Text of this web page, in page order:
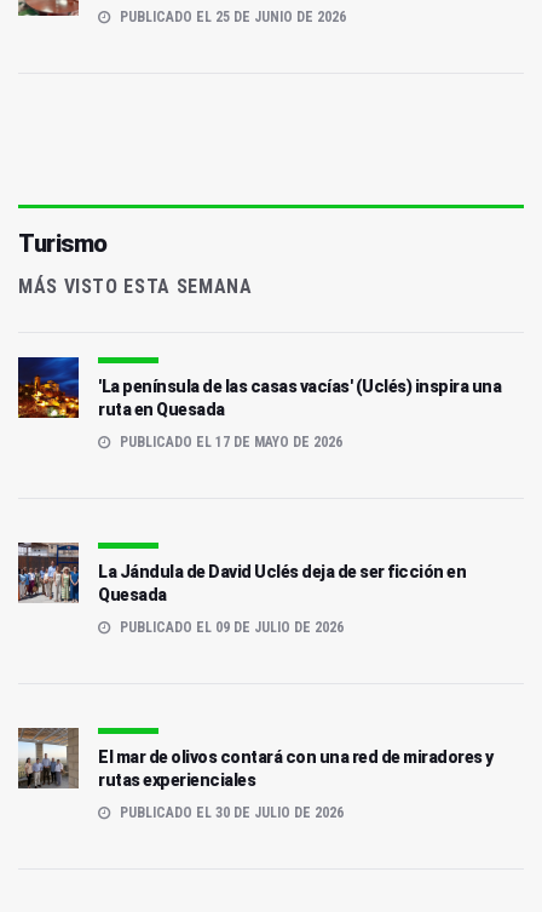
PUBLICADO EL 25 DE JUNIO DE 2026
Turismo
MÁS VISTO ESTA SEMANA
'La península de las casas vacías' (Uclés) inspira una
ruta en Quesada
PUBLICADO EL 17 DE MAYO DE 2026
La Jándula de David Uclés deja de ser ficción en
Quesada
PUBLICADO EL 09 DE JULIO DE 2026
El mar de olivos contará con una red de miradores y
rutas experienciales
PUBLICADO EL 30 DE JULIO DE 2026